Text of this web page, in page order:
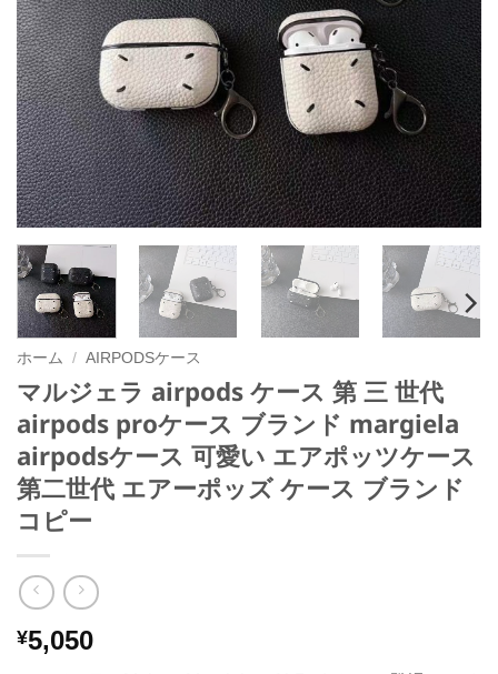
ホーム / AIRPODSケース
マルジェラ airpods ケース 第 三 世代
airpods proケース ブランド margiela
airpodsケース 可愛い エアポッツケース
第二世代 エアーポッズ ケース ブランド
コピー
¥5,050